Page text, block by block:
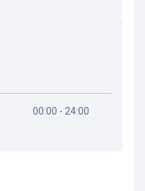
00:00 - 24:00